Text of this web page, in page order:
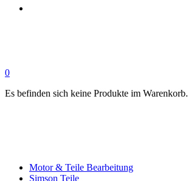
0
Es befinden sich keine Produkte im Warenkorb.
Motor & Teile Bearbeitung
Simson Teile